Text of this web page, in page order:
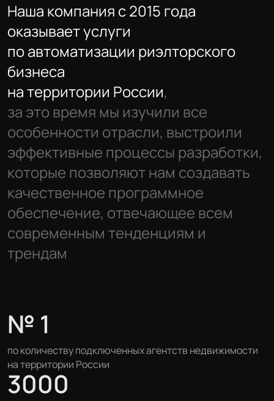
Наша компания с 2015 года
оказывает услуги
по автоматизации риэлторского
бизнеса
на территории России,
за это время мы изучили все
особенности отрасли, выстроили
эффективные процессы разработки,
которые позволяют нам создавать
качественное программное
обеспечение, отвечающее всем
современным тенденциям и
трендам
№ 1
по количеству подключенныхагентств недвижимости
на территории России
3000